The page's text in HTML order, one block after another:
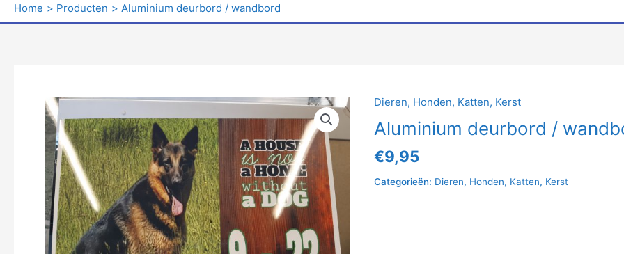
Home Producten Aluminium deurbord / wandbord
Dieren, Honden, Katten, Kerst
Aluminium deurbord /
€9,95
Categorieën: Dieren, Honden, Katten, Kerst